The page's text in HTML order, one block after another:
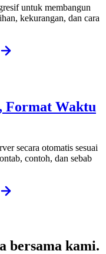
untuk membangun
kekurangan, dan cara
Format Waktu
secara otomatis sesuai
contoh, dan sebab
bersama kami.